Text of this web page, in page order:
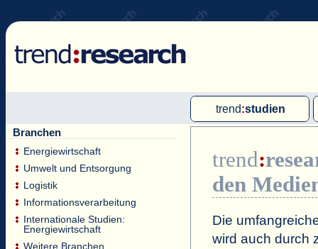
trend:studien
Single-Client-Studien
Internationale Markt Reports
Branchen
Energiewirtschaft
Umwelt und Entsorgung
Logistik
Informationsverarbeitung
Internationale Studien:
Energiewirtschaft
Weitere Branchen
trend:
den
Die
wird auch durch